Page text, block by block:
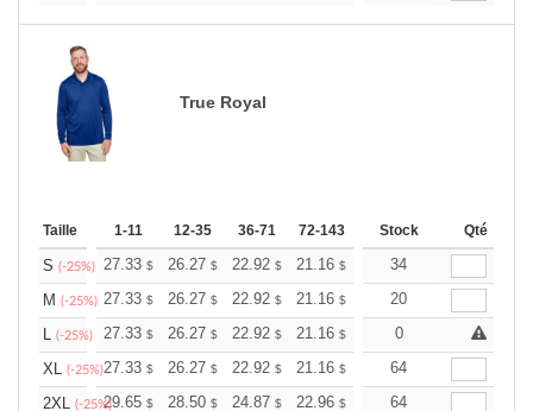
True Royal
Taille 1-11 12-35 36-71 72-143 144-287 288 +
Stock Qté
S (-25%) 27.33 $ 26.27 $ 22.92 $ 21.16 $ 20.10$
34
M (-25%) 27.33 $ 26.27 $ 22.92 $ 21.16 $ 20.10$
20
L (-25%) 27.33 $ 26.27 $ 22.92 $ 21.16 $ 20.10 $
0
XL (-25%)27.33 $ 26.27 $ 22.92 $ 21.16 $ 20.10$
64
2XL (-25%)29.65 $ 28.50 $ 24.87 $ 22.96 $ 21.81$
64